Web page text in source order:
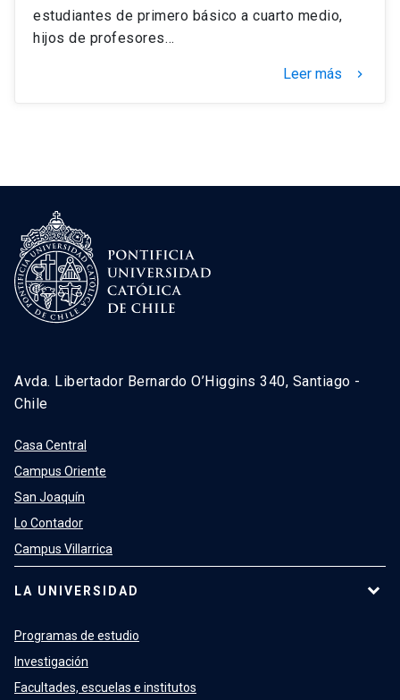
estudiantes de primero básico a cuarto medio,
hijos de profesores…
Leer más keyboard_arrow_right
Avda. Libertador Bernardo O’Higgins 340, Santiago -
Chile
Casa Central
Campus Oriente
San Joaquín
Lo Contador
Campus Villarrica
LA UNIVERSIDAD
Programas de estudio
Investigación
Facultades, escuelas e institutos